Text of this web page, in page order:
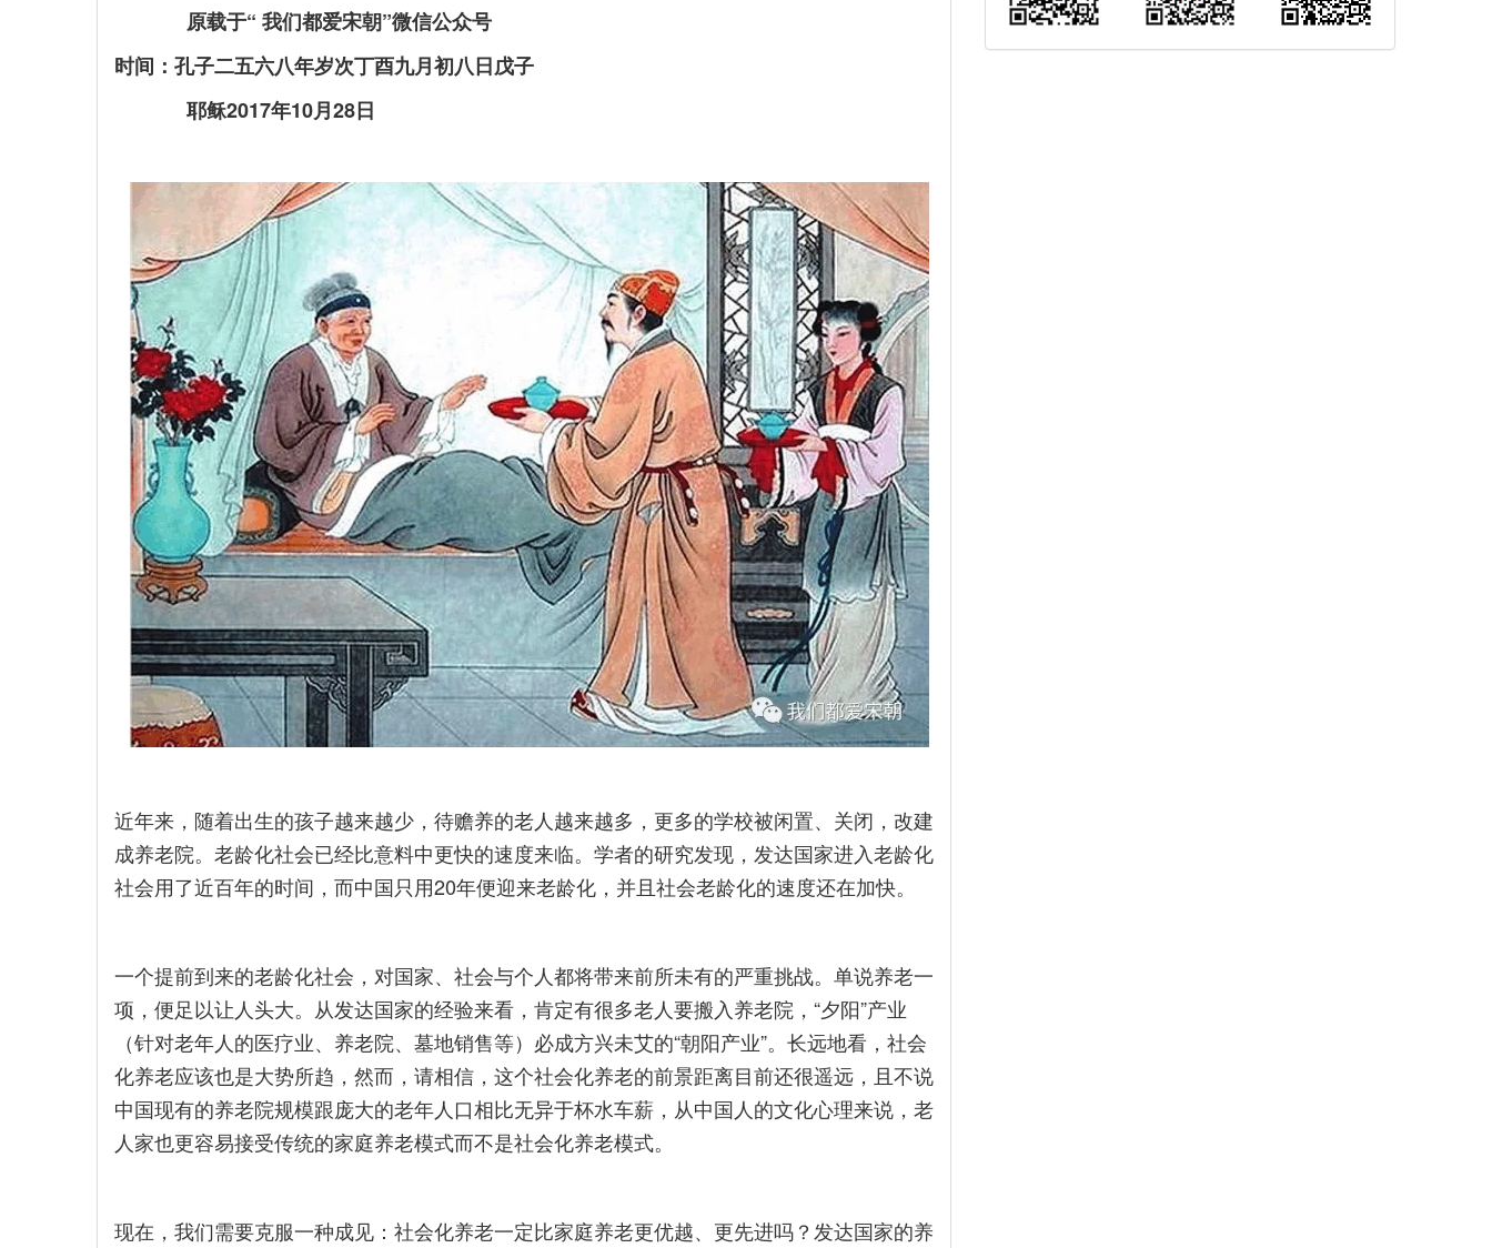
原载于“ 我们都爱宋朝”微信公众号
时间：孔子二五六八年岁次丁酉九月初八日戊子
耶稣2017年10月28日
近年来，随着出生的孩子越来越少，待赡养的老人越来越多，更多的学校被闲置、关闭，改建
成养老院。老龄化社会已经比意料中更快的速度来临。学者的研究发现，发达国家进入老龄化
社会用了近百年的时间，而中国只用20年便迎来老龄化，并且社会老龄化的速度还在加快。
一个提前到来的老龄化社会，对国家、社会与个人都将带来前所未有的严重挑战。单说养老一
项，便足以让人头大。从发达国家的经验来看，肯定有很多老人要搬入养老院，“夕阳”产业
（针对老年人的医疗业、养老院、墓地销售等）必成方兴未艾的“朝阳产业”。长远地看，社会
化养老应该也是大势所趋，然而，请相信，这个社会化养老的前景距离目前还很遥远，且不说
中国现有的养老院规模跟庞大的老年人口相比无异于杯水车薪，从中国人的文化心理来说，老
人家也更容易接受传统的家庭养老模式而不是社会化养老模式。
现在，我们需要克服一种成见：社会化养老一定比家庭养老更优越、更先进吗？发达国家的养